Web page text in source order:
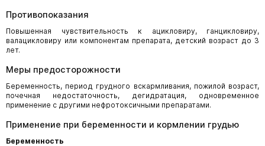
Противопоказания
Повышенная чувствительность к ацикловиру, ганцикловиру,
валацикловиру или компонентам препарата, детский возраст до 3
лет.
Меры предосторожности
Беременность, период грудного вскармливания, пожилой возраст,
почечная недостаточность, дегидратация, одновременное
применение с другими нефротоксичными препаратами.
Применение при беременности и кормлении грудью
Беременность